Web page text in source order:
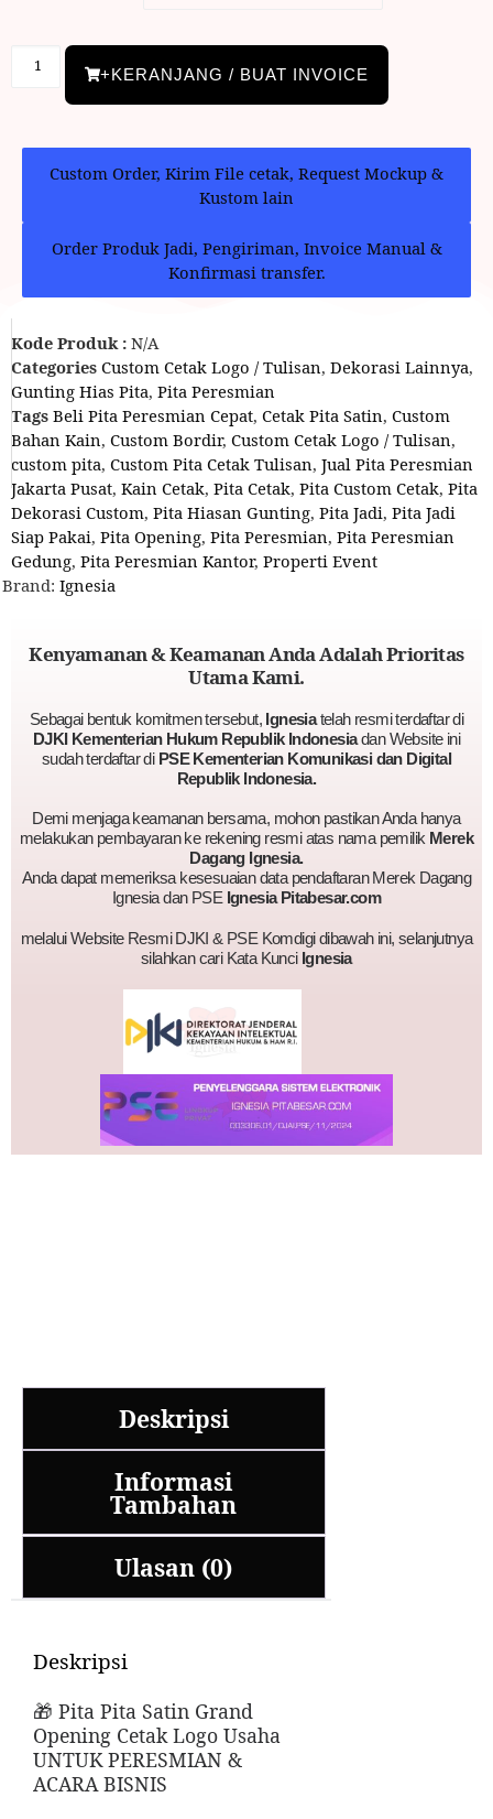
+KERANJANG / BUAT INVOICE
Custom Order, Kirim File cetak, Request Mockup &
Kustom lain
Order Produk Jadi, Pengiriman, Invoice Manual &
Konfirmasi transfer.
Kode Produk : N/A
Categories Custom Cetak Logo / Tulisan, Dekorasi Lainnya,
Gunting Hias Pita, Pita Peresmian
Tags Beli Pita Peresmian Cepat, Cetak Pita Satin, Custom
Bahan Kain, Custom Bordir, Custom Cetak Logo / Tulisan,
custom pita, Custom Pita Cetak Tulisan, Jual Pita Peresmian
Jakarta Pusat, Kain Cetak, Pita Cetak, Pita Custom Cetak, Pita
Dekorasi Custom, Pita Hiasan Gunting, Pita Jadi, Pita Jadi
Siap Pakai, Pita Opening, Pita Peresmian, Pita Peresmian
Gedung, Pita Peresmian Kantor, Properti Event
Brand: Ignesia
Kenyamanan & Keamanan Anda Adalah Prioritas
Utama Kami.
Sebagai bentuk komitmen tersebut, Ignesiatelah resmi terdaftar di
DJKI Kementerian Hukum Republik Indonesiadan Website ini
sudah terdaftar di PSE Kementerian Komunikasi dan Digital
Republik Indonesia.
Demi menjaga keamanan bersama, mohon pastikan Anda hanya
melakukan pembayaran ke rekening resmi atas nama pemilik Merek
Dagang Ignesia.
Anda dapat memeriksa kesesuaian data pendaftaran Merek Dagang
Ignesia dan PSE Ignesia Pitabesar.com
melalui Website Resmi DJKI & PSE Komdigi dibawah ini, selanjutnya
silahkan cari Kata Kunci Ignesia
Deskripsi
Informasi
Tambahan
Ulasan (0)
Deskripsi
🎁 Pita Pita Satin Grand
Opening Cetak Logo Usaha
UNTUK PERESMIAN &
ACARA BISNIS